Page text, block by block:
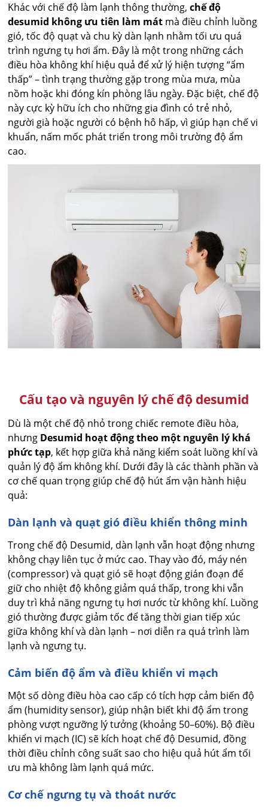
Khác với chế độ làm lạnh thông thường,chế độ
desumid không ưu tiên làm mát mà điều chỉnh luồng
gió, tốc độ quạt và chu kỳ dàn lạnh nhằm tối ưu quá
trình ngưng tụ hơi ẩm. Đây là một trong những cách
điều hòa không khí hiệu quả để xử lý hiện tượng “ẩm
thấp” – tình trạng thường gặp trong mùa mưa, mùa
nồm hoặc khi đóng kín phòng lâu ngày. Đặc biệt, chế độ
này cực kỳ hữu ích cho những gia đình có trẻ nhỏ,
người già hoặc người có bệnh hô hấp, vì giúp hạn chế vi
khuẩn, nấm mốc phát triển trong môi trường độ ẩm
cao.
Cấu tạo và nguyên lý chế độ desumid
Dù là một chế độ nhỏ trong chiếc remote điều hòa,
nhưng Desumid hoạt động theo một nguyên lý khá
phức tạp, kết hợp giữa khả năng kiểm soát luồng khí và
quản lý độ ẩm không khí. Dưới đây là các thành phần và
cơ chế quan trọng giúp chế độ hút ẩm vận hành hiệu
quả:
Dàn lạnh và quạt gió điều khiển thông minh
Trong chế độ Desumid, dàn lạnh vẫn hoạt động nhưng
không chạy liên tục ở mức cao. Thay vào đó, máy nén
(compressor) và quạt gió sẽ hoạt động gián đoạn để
giữ cho nhiệt độ không giảm quá thấp, trong khi vẫn
duy trì khả năng ngưng tụ hơi nước từ không khí. Luồng
gió thường được giảm tốc để tăng thời gian tiếp xúc
giữa không khí và dàn lạnh – nơi diễn ra quá trình làm
lạnh và ngưng tụ.
Cảm biến độ ẩm và điều khiển vi mạch
Một số dòng điều hòa cao cấp có tích hợp cảm biến độ
ẩm (humidity sensor), giúp nhận biết khi độ ẩm trong
phòng vượt ngưỡng lý tưởng (khoảng 50–60%). Bộ điều
khiển vi mạch (IC) sẽ kích hoạt chế độ Desumid, đồng
thời điều chỉnh công suất sao cho hiệu quả hút ẩm tối
ưu mà không làm lạnh quá mức.
Cơ chế ngưng tụ và thoát nước